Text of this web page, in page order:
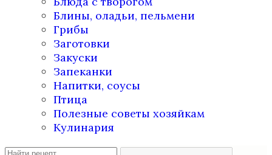
Блины, оладьи, пельмени
Грибы
Заготовки
Закуски
Запеканки
Напитки, соусы
Птица
Полезные советы хозяйкам
Кулинария